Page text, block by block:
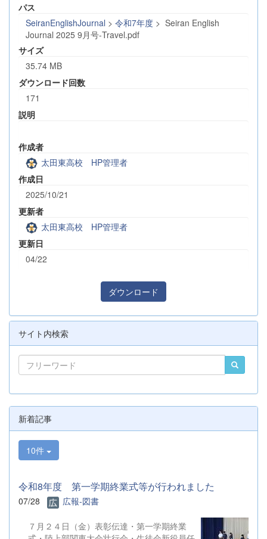
パス
SeiranEnglishJournal > 令和7年度 > Seiran English
Journal 2025 9月号-Travel.pdf
サイズ
35.74 MB
ダウンロード回数
171
説明
作成者
太田東高校 HP管理者
作成日
2025/10/21
更新者
太田東高校 HP管理者
更新日
04/22
ダウンロード
サイト内検索
新着記事
10件
令和8年度 第一学期終業式等が行われました
07/28 広報-図書
７月２４日（金）表彰伝達・第一学期終業